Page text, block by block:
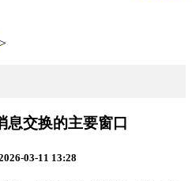
>
息交换的主要窗口
03-11 13:28